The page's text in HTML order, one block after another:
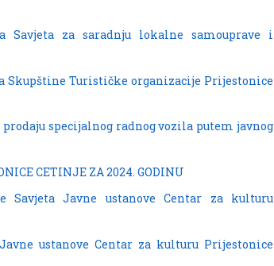
Savjeta za saradnju lokalne samouprave i
Skupštine Turističke organizacije Prijestonice
specijalnog radnog vozila putem javnog
CETINJE ZA 2024. GODINU
Savjeta Javne ustanove Centar za kulturu
ustanove Centar za kulturu Prijestonice